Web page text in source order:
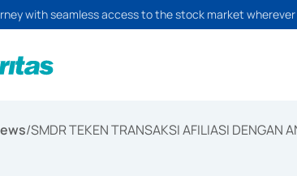
with seamless access to the stock market wherever
/SMDR TEKEN TRANSAKSI AFILIASI DENGAN